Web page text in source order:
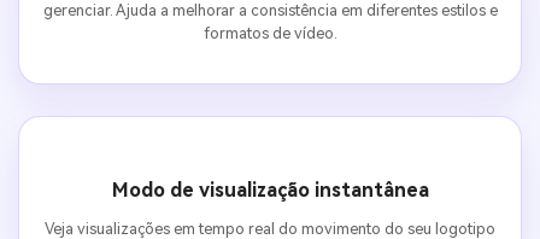
gerenciar. Ajuda a melhorar a consistência em diferentes estilos e
formatos de vídeo.
Modo de visualização instantânea
Veja visualizações em tempo real do movimento do seu logotipo